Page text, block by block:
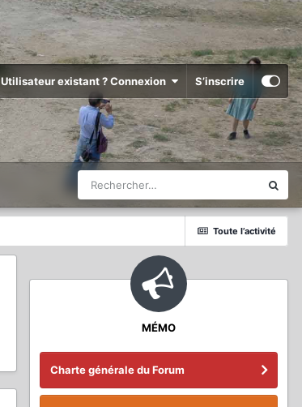
Utilisateur existant ? Connexion S’inscrire
Toute l’activité
MÉMO
Charte générale du Forum